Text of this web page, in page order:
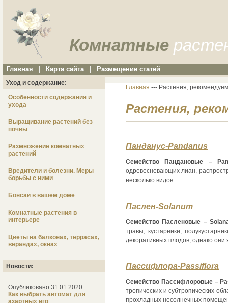
Комнатные
Главная Карта сайта Размещение статей
Уход и содержание:
Особенности содержания и
ухода
Выращивание растений без
почвы
Размножение комнатных
растений
Вредители и болезни. Меры
борьбы с ними
Бонсаи в вашем доме
Комнатные растения в
интерьере
Цветы на балконах, террасах,
верандах, окнах
Новости:
Опубликовано 31.01.2020
Как выбрать автомат для
Главная --- Растения,
Растения,
Панданус-Pandanus
Семейство Пандановые –
одревесневающих лиан,
несколько видов.
Паслен-Solanum
Семейство Пасленовые –
травы, кустарники,
декоративных плодов, однако они
Пассифлора-Passiflora
Семейство Пассифлоровые –
тропических и субтропических
прохладных несолнечных